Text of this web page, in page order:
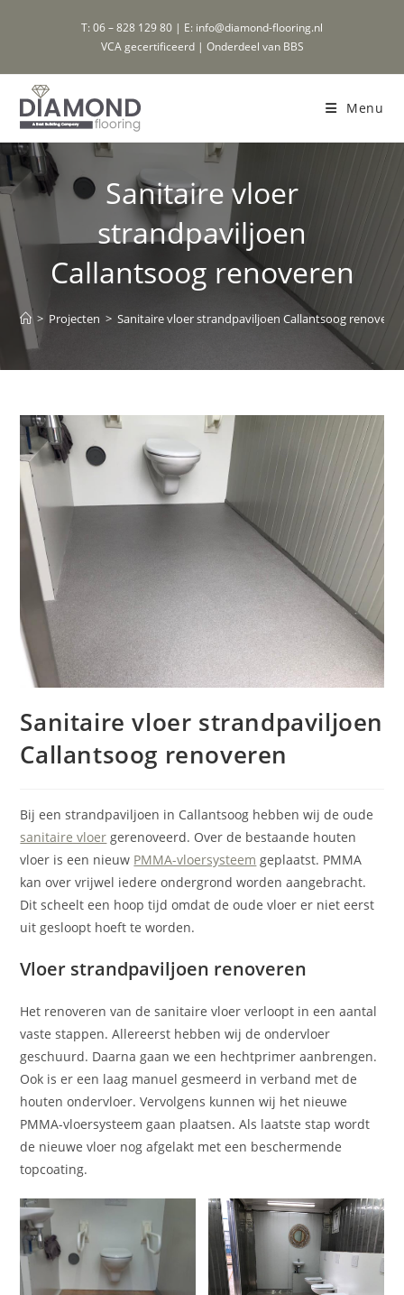
T: 06 – 828 129 80 | E: info@diamond-flooring.nl
VCA gecertificeerd | Onderdeel van BBS
Menu
Sanitaire vloer
strandpaviljoen
Callantsoog renoveren
> Projecten > Sanitaire vloer strandpaviljoen Callantsoog
Sanitaire vloer strandpaviljoen
Callantsoog renoveren
Bij een strandpaviljoen in Callantsoog hebben wij de oude
sanitaire vloer gerenoveerd. Over de bestaande houten
vloer is een nieuw PMMA-vloersysteem geplaatst. PMMA
kan over vrijwel iedere ondergrond worden aangebracht.
Dit scheelt een hoop tijd omdat de oude vloer er niet eerst
uit gesloopt hoeft te worden.
Vloer strandpaviljoen renoveren
Het renoveren van de sanitaire vloer verloopt in een aantal
vaste stappen. Allereerst hebben wij de ondervloer
geschuurd. Daarna gaan we een hechtprimer aanbrengen.
Ook is er een laag manuel gesmeerd in verband met de
houten ondervloer. Vervolgens kunnen wij het nieuwe
PMMA-vloersysteem gaan plaatsen. Als laatste stap wordt
de nieuwe vloer nog afgelakt met een beschermende
topcoating.